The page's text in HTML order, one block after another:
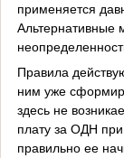
применяется
Альтернативные
Правила
ним уже
здесь не
плату за ОДН
правильно ее